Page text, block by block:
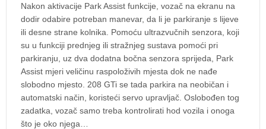
Nakon aktivacije Park Assist funkcije, vozač na ekranu na
dodir odabire potreban manevar, da li je parkiranje s lijeve
ili desne strane kolnika. Pomoću ultrazvučnih senzora, koji
su u funkciji prednjeg ili stražnjeg sustava pomoći pri
parkiranju, uz dva dodatna bočna senzora sprijeda, Park
Assist mjeri veličinu raspoloživih mjesta dok ne nađe
slobodno mjesto. 208 GTi se tada parkira na neobičan i
automatski način, koristeći servo upravljač. Oslobođen tog
zadatka, vozač samo treba kontrolirati hod vozila i onoga
što je oko njega…